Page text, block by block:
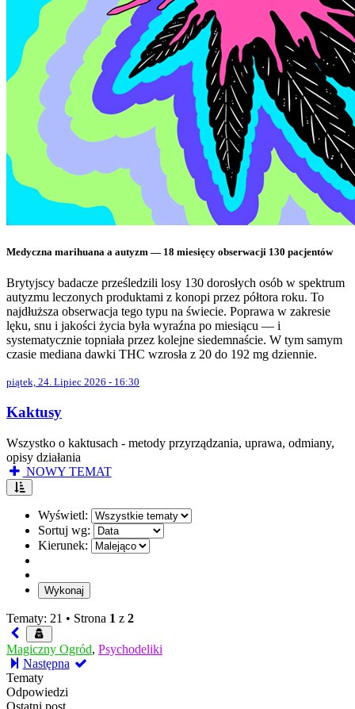
Medyczna marihuana a autyzm — 18 miesięcy obserwacji 130 pacjentów
Brytyjscy badacze prześledzili losy 130 dorosłych osób w spektrum
autyzmu leczonych produktami z konopi przez półtora roku. To
najdłuższa obserwacja tego typu na świecie. Poprawa w zakresie
lęku, snu i jakości życia była wyraźna po miesiącu — i
systematycznie topniała przez kolejne siedemnaście. W tym samym
czasie mediana dawki THC wzrosła z 20 do 192 mg dziennie.
piątek, 24. Lipiec 2026 - 16:30
Kaktusy
Wszystko o kaktusach - metody przyrządzania, uprawa, odmiany,
opisy działania
NOWY TEMAT
Wyświetl:
Sortuj wg:
Kierunek:
Tematy: 21 • Strona 1 z 2
Magiczny Ogród, Psychodeliki
Następna
Tematy
Odpowiedzi
Ostatni post